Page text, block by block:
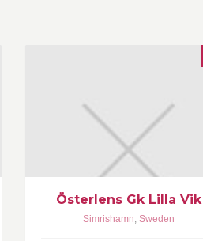
Österlens Gk Lilla Vik
Simrishamn,Sweden